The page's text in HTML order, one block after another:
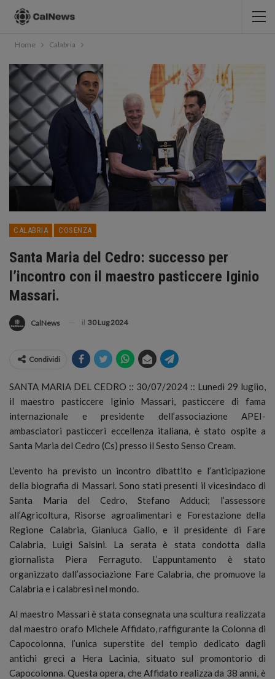
Home Calabria
CALABRIA COSENZA
Santa Maria del Cedro: successo per
l’incontro con il maestro pasticcere Iginio
Massari.
CalNews il 30 Lug 2024
Condividi
SANTA MARIA DEL CEDRO :: 30/07/2024 :: Lunedì 29 luglio,
il maestro pasticcere Iginio Massari, pasticcere di fama
internazionale e presidente dell’associazione APEI-
ambasciatori pasticceri eccellenza italiana, è stato ospite a
Santa Maria del Cedro (Cs) presso il Sesto Senso Cream.
L’evento ha previsto un incontro dibattito e l’anticipazione
della biografia di Massari. Sono stati presenti il vicesindaco di
Santa Maria del Cedro, Stefano Adduci; l’assessore
all’Agricoltura, Risorse agroalimentari e Forestazione della
Regione Calabria, Gianluca Gallo, e il presidente di Fare
Calabria, Luigi Salsini. La serata è stata condotta dalla
giornalista Piera Ferraguto. L’appuntamento è stato
organizzato dall’associazione Fare Calabria, che promuove la
Calabria e i calabresi nel mondo.
Al maestro Massari è stata consegnata una scultura realizzata
dal maestro orafo Michele Affidato, raffigurante la Colonna di
Capocolonna, l’unica superstite del tempio dedicato dagli
antichi greci a Hera Lacinia, situato sul promontorio di
Capocolonna. Questa opera, che Affidato realizza da 38 anni, è